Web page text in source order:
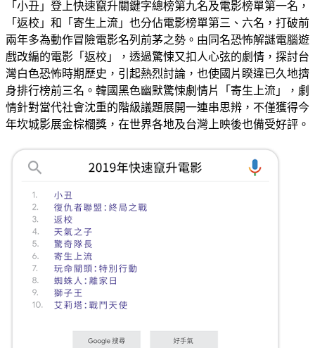
「小丑」登上快速竄升關鍵字總榜第九名及電影榜單第一名，
「返校」和「寄生上流」也分佔電影榜單第三、六名，打破前
兩年多為動作冒險電影名列前茅之勢。由同名恐怖解謎電腦遊
戲改編的電影「返校」，透過驚悚又扣人心弦的劇情，探討台
灣白色恐怖時期歷史，引起熱烈討論，也使國片睽違已久地擠
身排行榜前三名。韓國黑色幽默驚悚劇情片「寄生上流」，劇
情針對當代社會沈重的階級議題展開一連串思辨，不僅獲得今
年坎城影展金棕櫚獎，在世界各地及台灣上映後也備受好評。